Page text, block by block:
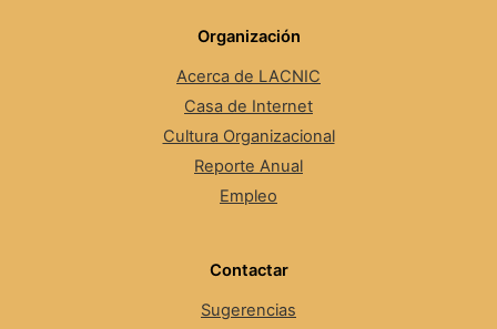
Organización
Acerca de LACNIC
Casa de Internet
Cultura Organizacional
Reporte Anual
Empleo
Contactar
Sugerencias